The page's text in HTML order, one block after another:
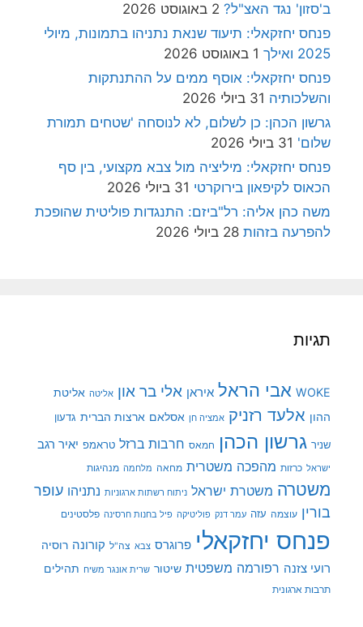
ב'סזון' נגד האצ"ל? 2 באוגוסט 2026
פנחס יחזקאלי: תיעוד שנאת נתניהו בתמונות, מיולי
2025 ואילך
1 באוגוסט 2026
פנחס יחזקאלי: אוסף ממים על ההתנתקות
והשלכותיה 31 ביולי 2026
גרשון הכהן: כן לשלום, לא לנוסחה 'שטחים תמורת
שלום' 31 ביולי 2026
פנחס יחזקאלי: מיליציה מול צבא מקצועי, בין סף
הכאוס לקיפאון בירוקרטי 31 ביולי 2026
משה כהן אליה: רל"ביזם: התנגדות פוליטית שהופכת
להפרעה בזהות 28 ביולי 2026
תגיות
WOKE אבי הראל איראן אלי בר און אליטה אליטת
ההון אלעד רזניק אמציה חן אסלאם ארצות הברית גדעון
שניר גרשון הכהן חמאס חרבות ברזל טראמפ יאיר רגב
ישראל כרזות מהפכה משטרית מחאה מלחמה מנהיגות
משטרה משטרת ישראל ניתוח רשתות ארגוניות נתניהו עופר
בורין עוצמה עזה עמר דנק פוליטיקה פיל בחנות חרסינה פלסטינים
פנחס יחזקאלי פרוגרס צבא צה"ל קורונה רוסיה
רועי צזנה רפורמה משפטית שיטור שרית אונגר משיח תהילים
תרבות ארגונית